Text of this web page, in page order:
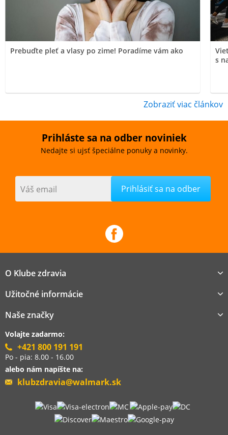
Prebuďte pleť a vlasy po zime! Poradíme vám ako
s
Zobraziť viac článkov
Prihláste sa na odber noviniek
Nedajte si ujsť špeciálne ponuky a novinky.
Váš email
O Klube zdravia
Užitočné informácie
Naše značky
Volajte zadarmo:
+421 800 191 191
Po - pia: 8.00 - 16.00
alebo nám napíšte na:
klubzdravia@walmark.sk